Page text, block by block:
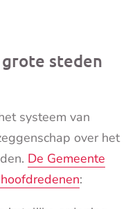
steden
systeem van
over het
De Gemeente
: